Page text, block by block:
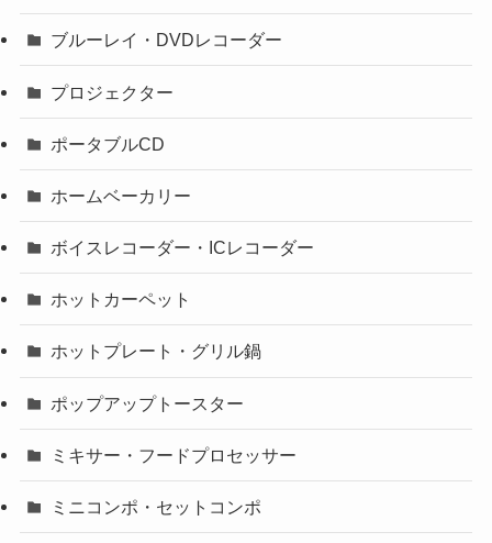
ブルーレイ・DVDレコーダー
プロジェクター
ポータブルCD
ホームベーカリー
ボイスレコーダー・ICレコーダー
ホットカーペット
ホットプレート・グリル鍋
ポップアップトースター
ミキサー・フードプロセッサー
ミニコンポ・セットコンポ